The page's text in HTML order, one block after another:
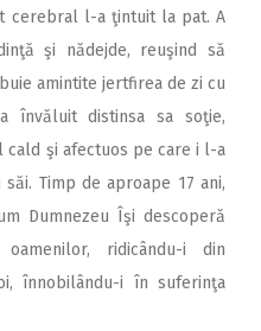
cerebral l-a ţintuit la pat. A
şi nădejde, reuşind să
amintite jertfirea de zi cu
distinsa sa soţie,
cald şi afectuos pe care i l-a
Timp de aproape 17 ani,
Dumnezeu Îşi descoperă
ridicându-i din
înnobilându-i în suferinţa